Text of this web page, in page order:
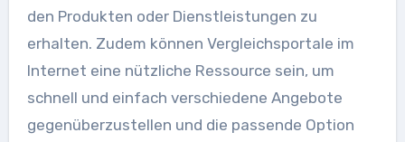
den Produkten oder Dienstleistungen zu
erhalten. Zudem können Vergleichsportale im
Internet eine nützliche Ressource sein, um
schnell und einfach verschiedene Angebote
gegenüberzustellen und die passende Option